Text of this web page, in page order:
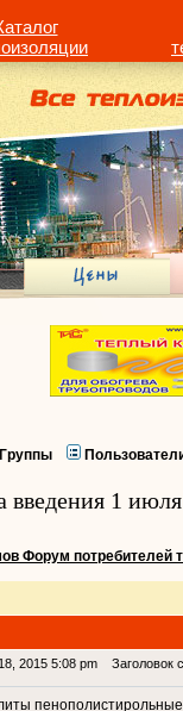
Группы
1
Форум потребителей
2015 5:08 pm Заголовок